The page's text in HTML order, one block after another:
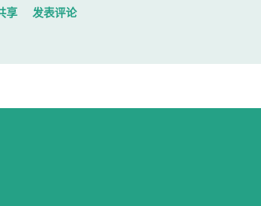
门。 我拿起电话后说道： お世話
享 发表评论